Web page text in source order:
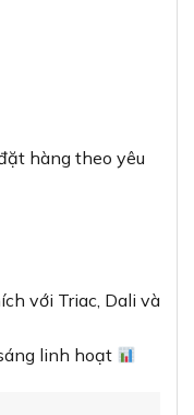
hàng theo yêu
với Triac, Dali và
linh hoạt